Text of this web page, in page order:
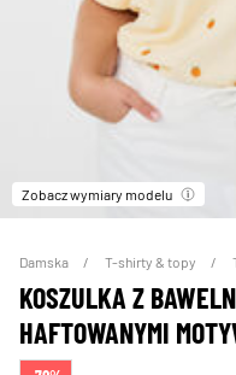
Zobacz wymiary modelu
Damska T-shirty & topy
KOSZULKA Z
HAFTOWANYMI